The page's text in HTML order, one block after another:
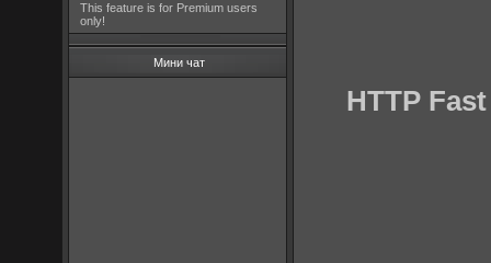
This feature is for Premium users
only!
Мини чат
HTTP